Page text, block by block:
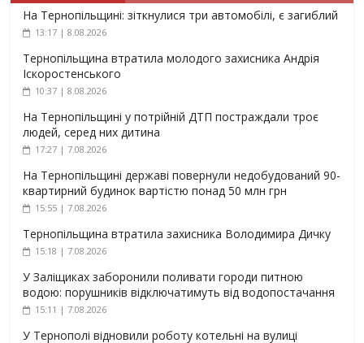
На Тернопільщині: зіткнулися три автомобілі, є загиблий
13:17 | 8.08.2026
Тернопільщина втратила молодого захисника Андрія
Іскоростенського
10:37 | 8.08.2026
На Тернопільщині у потрійній ДТП постраждали троє
людей, серед них дитина
17:27 | 7.08.2026
На Тернопільщині державі повернули недобудований 90-
квартирний будинок вартістю понад 50 млн грн
15:55 | 7.08.2026
Тернопільщина втратила захисника Володимира Дичку
15:18 | 7.08.2026
У Заліщиках заборонили поливати городи питною
водою: порушників відключатимуть від водопостачання
15:11 | 7.08.2026
У Тернополі відновили роботу котельні на вулиці